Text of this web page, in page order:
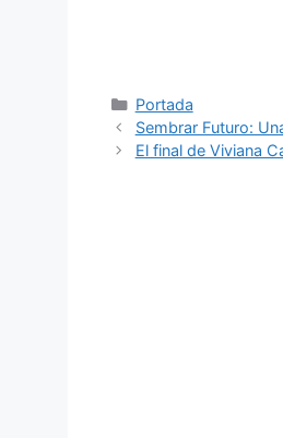
Categorías
Portada
Sembrar Futuro:
El final de Viviana